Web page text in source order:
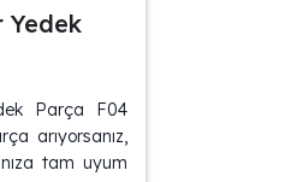
Yedek
Parça F04
arıyorsanız,
tam uyum